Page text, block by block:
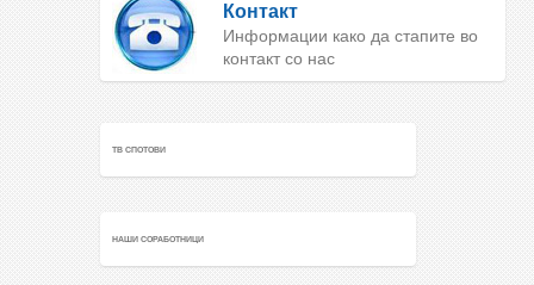
Контакт
Информации како да стапите во
контакт со нас
ТВ СПОТОВИ
НАШИ СОРАБОТНИЦИ